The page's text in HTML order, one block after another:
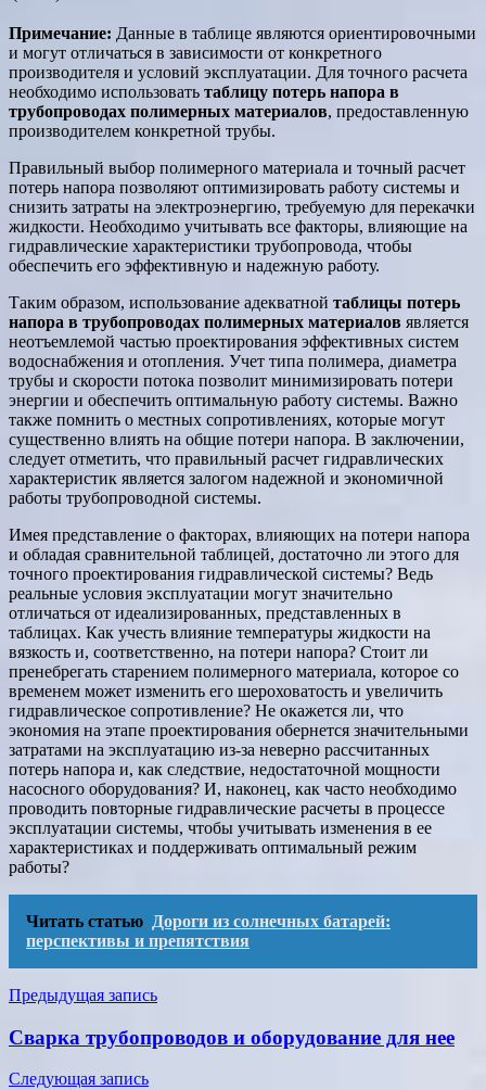
Примечание: Данные в таблице являются ориентировочными
и могут отличаться в зависимости от конкретного
производителя и условий эксплуатации. Для точного расчета
необходимо использовать таблицу потерь напора в
трубопроводах полимерных материалов, предоставленную
производителем конкретной трубы.
Правильный выбор полимерного материала и точный расчет
потерь напора позволяют оптимизировать работу системы и
снизить затраты на электроэнергию, требуемую для перекачки
жидкости. Необходимо учитывать все факторы, влияющие на
гидравлические характеристики трубопровода, чтобы
обеспечить его эффективную и надежную работу.
Таким образом, использование адекватной таблицы потерь
напора в трубопроводах полимерных материалов является
неотъемлемой частью проектирования эффективных систем
водоснабжения и отопления. Учет типа полимера, диаметра
трубы и скорости потока позволит минимизировать потери
энергии и обеспечить оптимальную работу системы. Важно
также помнить о местных сопротивлениях, которые могут
существенно влиять на общие потери напора. В заключении,
следует отметить, что правильный расчет гидравлических
характеристик является залогом надежной и экономичной
работы трубопроводной системы.
Имея представление о факторах, влияющих на потери напора
и обладая сравнительной таблицей, достаточно ли этого для
точного проектирования гидравлической системы? Ведь
реальные условия эксплуатации могут значительно
отличаться от идеализированных, представленных в
таблицах. Как учесть влияние температуры жидкости на
вязкость и, соответственно, на потери напора? Стоит ли
пренебрегать старением полимерного материала, которое со
временем может изменить его шероховатость и увеличить
гидравлическое сопротивление? Не окажется ли, что
экономия на этапе проектирования обернется значительными
затратами на эксплуатацию из-за неверно рассчитанных
потерь напора и, как следствие, недостаточной мощности
насосного оборудования? И, наконец, как часто необходимо
проводить повторные гидравлические расчеты в процессе
эксплуатации системы, чтобы учитывать изменения в ее
характеристиках и поддерживать оптимальный режим
работы?
Читать статью Дороги из солнечных батарей:
перспективы и препятствия
Навигация
по
записям
Предыдущая запись
Сварка трубопроводов и оборудование для нее
Следующая запись